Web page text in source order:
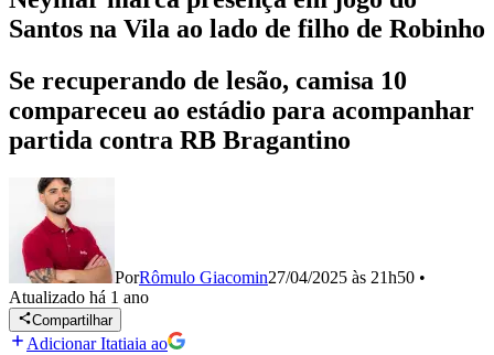
Santos na Vila ao lado de filho de Robinho
Se recuperando de lesão, camisa 10
compareceu ao estádio para acompanhar
partida contra RB Bragantino
PorRômulo Giacomin27/04/2025 às 21h50 •
Atualizado há 1 ano
Compartilhar
Adicionar Itatiaia ao